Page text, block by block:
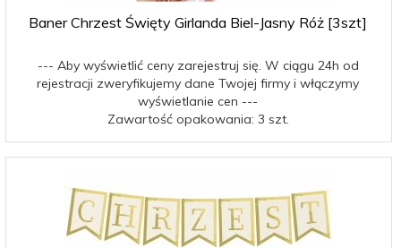
Baner Chrzest Święty Girlanda Biel-Jasny Róż [3szt]
--- Aby wyświetlić ceny zarejestruj się. W ciągu 24h od
rejestracji zweryfikujemy dane Twojej firmy i włączymy
wyświetlanie cen ---
Zawartość opakowania: 3 szt.